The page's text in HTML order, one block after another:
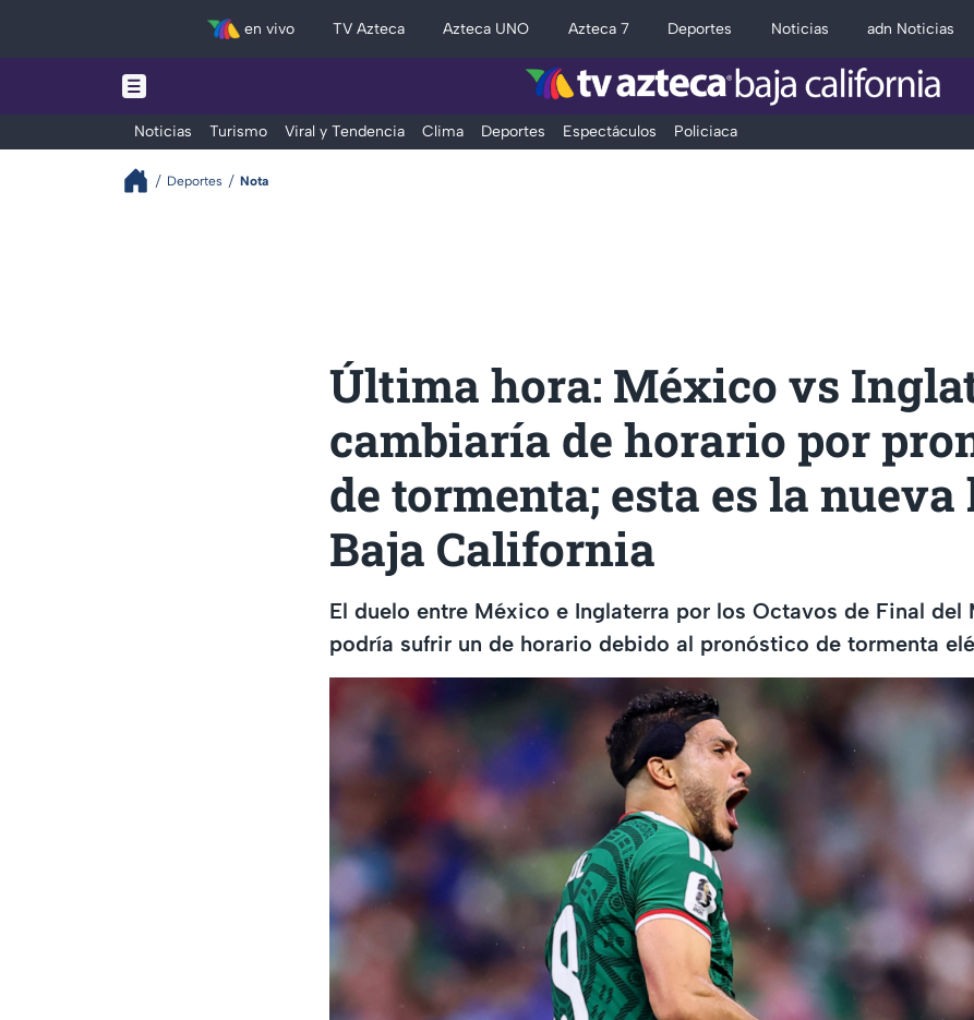
en vivo TV Azteca Azteca UNO Azteca 7 Deportes Noticias adn Noticias
Noticias Turismo Viral y Tendencia Clima Deportes Espectáculos Policiaca
Deportes Nota
Última hora: México vs
cambiaría de horario por
de tormenta; esta es la nueva
Baja California
El duelo entre México e Inglaterra por los Octavos de Final del
podría sufrir un de horario debido al pronóstico de tormenta